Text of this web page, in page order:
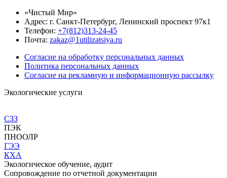
«Чистый Мир»
Адрес: г. Санкт-Петербург, Ленинский проспект 97к1
Телефон: +7(812)313-24-45
Почта: zakaz@1utilizatsiya.ru
Согласие на обработку персональных данных
Политика персональных данных
Согласие на рекламную и информационную рассылку
Экологические услуги
СЗЗ
ПЭК
ПНООЛР
ГЭЭ
КХА
Экологическое обучение, аудит
Сопровождение по отчетной документации